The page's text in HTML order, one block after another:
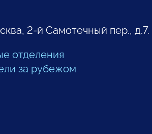
2-й Самотечный пер., д.7.
отделения
за рубежом